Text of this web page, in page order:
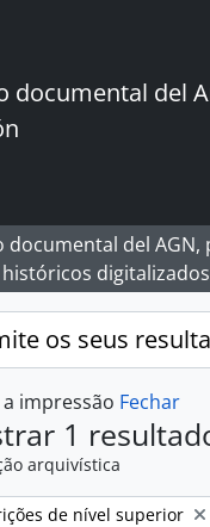
documental del
documental del
digitalizados
os seus
impressão Fechar
1
arquivística
de nível superior